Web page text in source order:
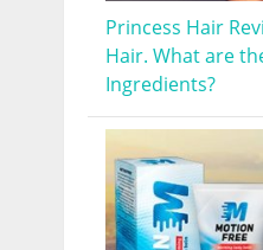
Princess Hair
Hair. What are
Ingredients?